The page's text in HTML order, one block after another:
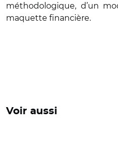
méthodologique, d’un
maquette financière.
Voir aussi